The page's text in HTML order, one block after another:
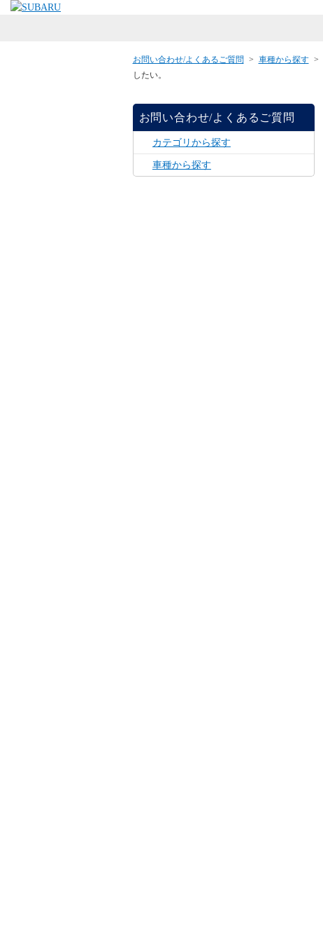
お問い合わせ/よくあるご質問 > 車種から探す >
したい。
お問い合わせ/よくあるご質問
カテゴリから探す
車種から探す